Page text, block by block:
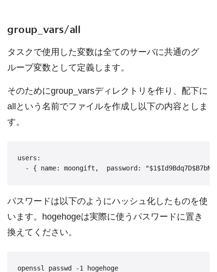
group_vars/all
タスクで使用した変数は全てのサーバに共通のグ
ループ変数として定義します。
そのためにgroup_varsディレクトリを作り、配下に
allという名前でファイルを作成し以下の内容としま
す。
users:
パスワードは以下のようにハッシュ化したものを使
います。hogehogeは実際に使うパスワードに置き
換えてください。